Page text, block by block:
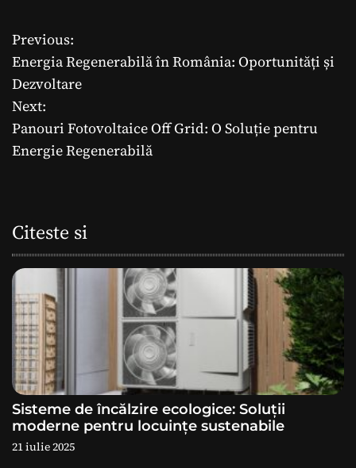
N
a
v
i
r
e
î
n
a
r
t
Previous:
Energia Regenerabilă în România: Oportunități și
Dezvoltare
Next:
Panouri Fotovoltaice Off Grid: O Soluție pentru
Energie Regenerabilă
Citeste si
Sisteme de încălzire ecologice: Soluții
moderne pentru locuințe sustenabile
21 iulie 2025